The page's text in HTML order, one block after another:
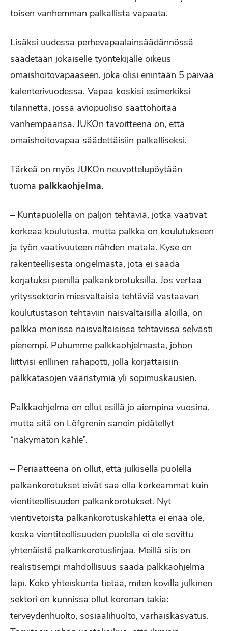
toisen vanhemman palkallista vapaata.
Lisäksi uudessa perhevapaalainsäädännössä
säädetään jokaiselle työntekijälle oikeus
omaishoitovapaaseen, joka olisi enintään 5 päivää
kalenterivuodessa. Vapaa koskisi esimerkiksi
tilannetta, jossa aviopuoliso saattohoitaa
vanhempaansa. JUKOn tavoitteena on, että
omaishoitovapaa säädettäisiin palkalliseksi.
Tärkeä on myös JUKOn neuvottelupöytään
tuoma palkkaohjelma.
– Kuntapuolella on paljon tehtäviä, jotka vaativat
korkeaa koulutusta, mutta palkka on koulutukseen
ja työn vaativuuteen nähden matala. Kyse on
rakenteellisesta ongelmasta, jota ei saada
korjatuksi pienillä palkankorotuksilla. Jos vertaa
yrityssektorin miesvaltaisia tehtäviä vastaavan
koulutustason tehtäviin naisvaltaisilla aloilla, on
palkka monissa naisvaltaisissa tehtävissä selvästi
pienempi. Puhumme palkkaohjelmasta, johon
liittyisi erillinen rahapotti, jolla korjattaisiin
palkkatasojen vääristymiä yli sopimuskausien.
Palkkaohjelma on ollut esillä jo aiempina vuosina,
mutta sitä on Löfgrenin sanoin pidätellyt
“näkymätön kahle”.
– Periaatteena on ollut, että julkisella puolella
palkankorotukset eivät saa olla korkeammat kuin
vientiteollisuuden palkankorotukset. Nyt
vientivetoista palkankorotuskahletta ei enää ole,
koska vientiteollisuuden puolella ei ole sovittu
yhtenäistä palkankorotuslinjaa. Meillä siis on
realistisempi mahdollisuus saada palkkaohjelma
läpi. Koko yhteiskunta tietää, miten kovilla julkinen
sektori on kunnissa ollut koronan takia:
terveydenhuolto, sosiaalihuolto, varhaiskasvatus.